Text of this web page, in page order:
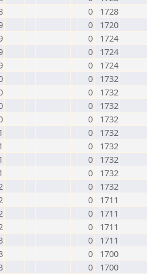
0
1728
0
1720
0
1724
0
1724
0
1724
0
1732
0
1732
0
1732
0
1732
0
1732
0
1732
0
1732
0
1732
0
1732
0
1711
0
1711
0
1711
0
1711
0
1700
0
1700